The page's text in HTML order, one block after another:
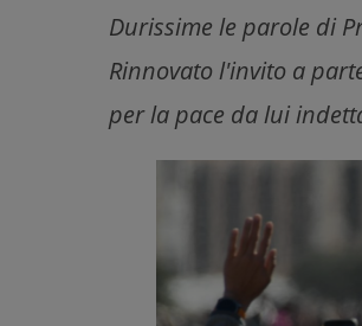
Durissime le parole di
Rinnovato l'invito a
per la pace da lui